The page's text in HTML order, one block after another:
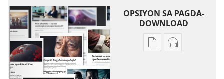
OPSIYON SA PAGDA-
DOWNLOAD
OpsiyonOpsiyon